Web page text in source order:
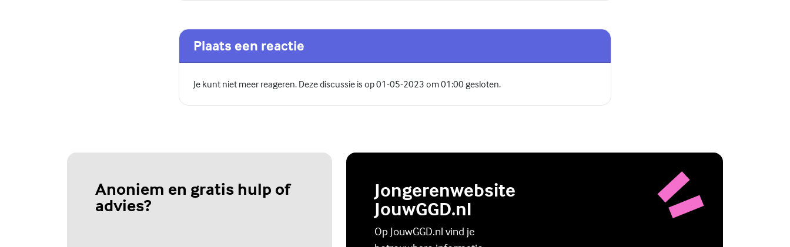
Plaats een reactie
Je kunt niet meer reageren. Deze discussie is op 01-05-2023 om 01:00 gesloten.
Anoniem en gratis hulp of
advies?
Jongerenwebsite
JouwGGD.nl
Op JouwGGD.nl vind je